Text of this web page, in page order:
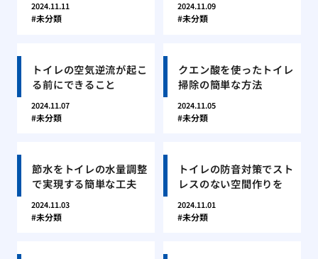
2024.11.11
未分類
2024.11.09
未分類
トイレの空気逆流が起こ
る前にできること
2024.11.07
未分類
クエン酸を使ったトイレ
掃除の簡単な方法
2024.11.05
未分類
節水をトイレの水量調整
で実現する簡単な工夫
2024.11.03
未分類
トイレの防音対策でスト
レスのない空間作りを
2024.11.01
未分類